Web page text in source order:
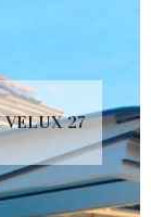
VELUX 27